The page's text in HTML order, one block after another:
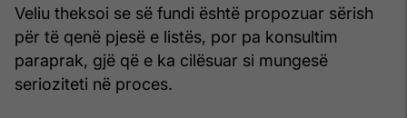
Veliu theksoi se së fundi është propozuar sërish
për të qenë pjesë e listës, por pa konsultim
paraprak, gjë që e ka cilësuar si mungesë
serioziteti në proces.